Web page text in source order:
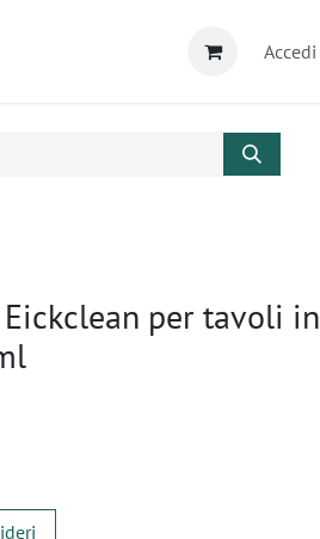
Accedi
per tavoli in